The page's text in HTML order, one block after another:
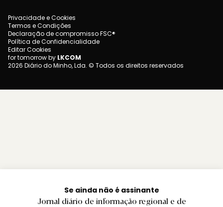
Se ainda não é assinante
Jornal diário de informação regional e de
Privacidade e Cookies
Termos e Condições
Declaração de compromisso FSC®
Política de Confidencialidade
Editar Cookies
for tomorrow by LKCOM
2026 Diário do Minho, Lda. © Todos os direitos reservados